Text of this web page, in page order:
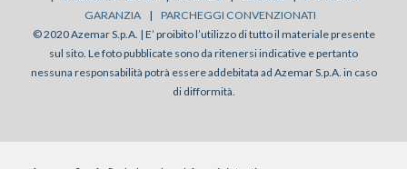
GARANZIA
|
PARCHEGGI CONVENZIONATI
© 2020 Azemar S.p.A. | E’ proibito l’utilizzo di tutto il materiale presente
sul sito. Le foto pubblicate sono da ritenersi indicative e pertanto
nessuna responsabilità potrà essere addebitata ad Azemar S.p.A. in caso
di difformità.